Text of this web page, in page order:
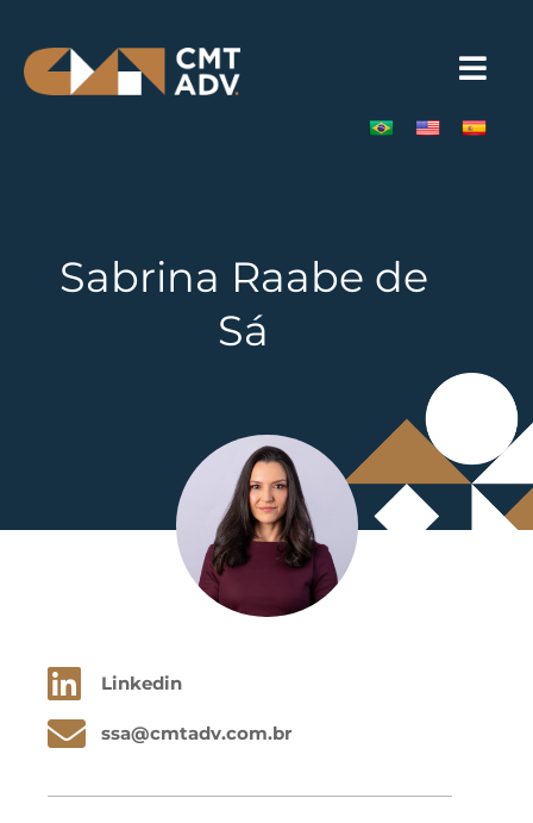
Sabrina Raabe de
Sá
Linkedin
ssa@cmtadv.com.br